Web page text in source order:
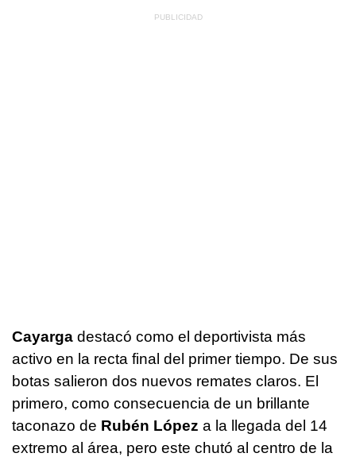
Cayarga destacó como el deportivista más
activo en la recta final del primer tiempo. De sus
botas salieron dos nuevos remates claros. El
primero, como consecuencia de un brillante
taconazo de Rubén López a la llegada del 14
extremo al área, pero este chutó al centro de la